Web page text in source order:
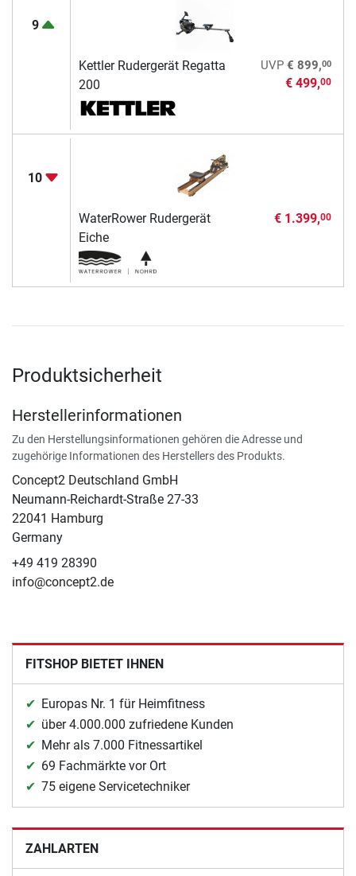
9
Kettler Rudergerät Regatta
200
UVP € 899,00
€ 499,00
10
WaterRower Rudergerät
Eiche
€ 1.399,00
Produktsicherheit
Herstellerinformationen
Zu den Herstellungsinformationen gehören die Adresse und
zugehörige Informationen des Herstellers des Produkts.
Concept2 Deutschland GmbH
Neumann-Reichardt-Straße 27-33
22041 Hamburg
Germany
+49 419 28390
info@concept2.de
FITSHOP BIETET IHNEN
Europas Nr. 1 für Heimfitness
über 4.000.000 zufriedene Kunden
Mehr als 7.000 Fitnessartikel
69 Fachmärkte vor Ort
75 eigene Servicetechniker
ZAHLARTEN